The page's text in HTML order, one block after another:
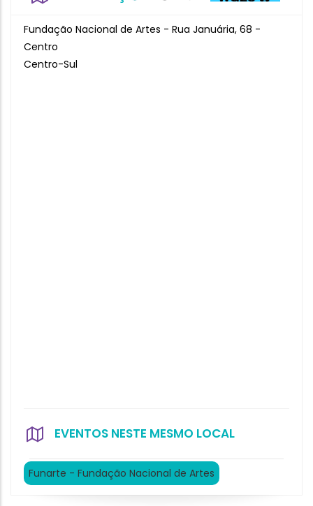
Fundação Nacional de Artes - Rua Januária, 68 -
Centro
Centro-Sul
EVENTOS NESTE MESMO LOCAL
Funarte - Fundação Nacional de Artes